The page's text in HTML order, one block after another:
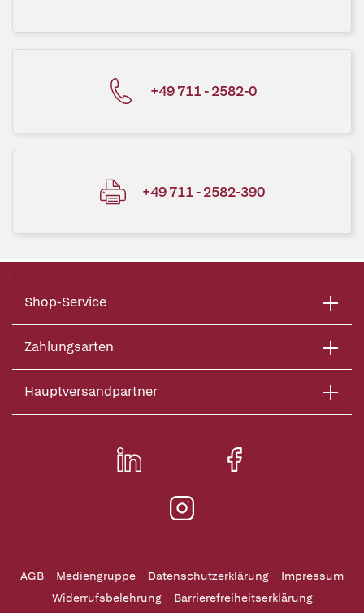
+49 711 - 2582-0
+49 711 - 2582-390
Shop-Service
Zahlungsarten
Hauptversandpartner
AGB Mediengruppe Datenschutzerklärung
Impressum
Widerrufsbelehrung
Barrierefreiheitserklärung